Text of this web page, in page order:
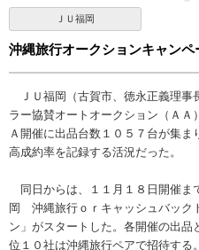
ＪＵ福岡
沖縄旅行オークションキャンペ
ＪＵ福岡（古賀市、徳永正義理事
ラー協賛オートオークション（ＡＡ
Ａ開催に出品台数１０５７台が集
高成約率を記録する活況だった。
同日からは、１１月１８日開催ま
岡 沖縄旅行ｏｒキャッシュバック
ン」がスタートした。各開催の出
位１０社は沖縄旅行ペアで招待す